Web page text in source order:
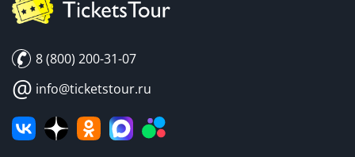
8 (800) 200-31-07
@ info@ticketstour.ru